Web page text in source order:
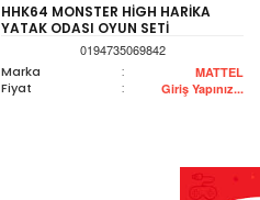
HHK64 MONSTER HİGH HARİKA
YATAK ODASI OYUN SETİ
0194735069842
Marka
: MATTEL
Fiyat : Giriş Yapınız...